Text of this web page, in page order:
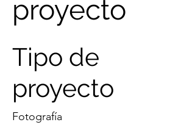
proyecto
Tipo de
proyecto
Fotografía